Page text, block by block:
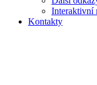
Interaktivní
Kontakty